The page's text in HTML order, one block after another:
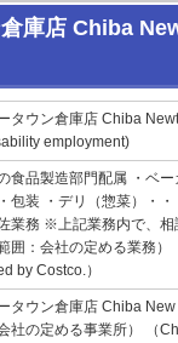
庫店 Chiba
タウン倉庫店 Chiba
employment)
食品製造部門配属 ・ベ
包装 ・デリ（惣菜）・
業務 ※上記業務内で、
範囲：会社の定める業務
by Costco.）
タウン倉庫店 Chiba
社の定める事業所） （